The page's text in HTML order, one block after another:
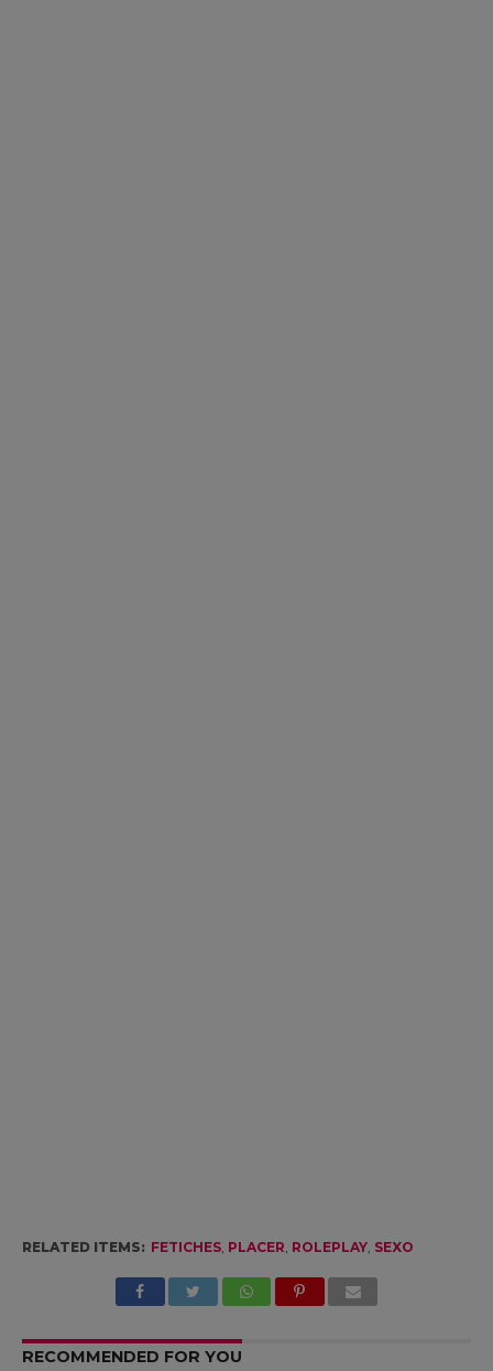
RELATED ITEMS: FETICHES, PLACER, ROLEPLAY, SEXO
RECOMMENDED FOR YOU